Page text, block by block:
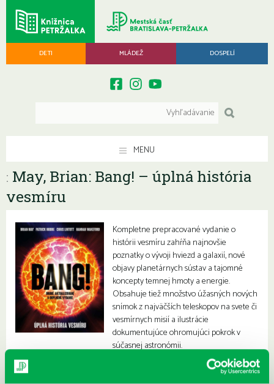
DETI MLÁDEŽ DOSPELÍ
MENU
: May, Brian: Bang! – úplná história
vesmíru
Kompletne prepracované vydanie o
histórii vesmíru zahŕňa najnovšie
poznatky o vývoji hviezd a galaxií, nové
objavy planetárnych sústav a tajomné
koncepty temnej hmoty a energie.
Obsahuje tiež množstvo úžasných nových
snímok z najväčších teleskopov na svete či
vesmírnych misií a ilustrácie
dokumentujúce ohromujúci pokrok v
súčasnej astronómii.